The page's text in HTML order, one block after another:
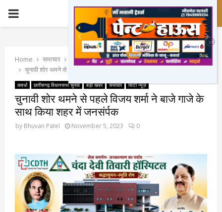
PRIMARY
Home समाचार
छत्तीसगढ़ विधानसभा चुनाव
चुनावी शोर थमने से पहले विजय शर्मा ने बाजे गाजे के साथ किया शहर में जनसंर्पक
कवर्धा छत्तीसगढ़ विधानसभा चुनाव बड़ी खबर समाचार सिटी न्यूज़
चुनावी शोर थमने से पहले विजय शर्मा ने बाजे गाजे के
साथ किया शहर में जनसंर्पक
by Bhuvan Patel November 5, 2023 0